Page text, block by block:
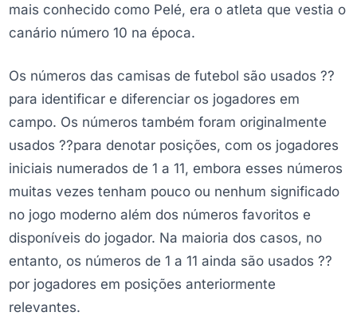
mais conhecido como Pelé, era o atleta que vestia o
canário número 10 na época.
Os números das camisas de futebol são usados ??
para identificar e diferenciar os jogadores em
campo. Os números também foram originalmente
usados ??para denotar posições, com os jogadores
iniciais numerados de 1 a 11, embora esses números
muitas vezes tenham pouco ou nenhum significado
no jogo moderno além dos números favoritos e
disponíveis do jogador. Na maioria dos casos, no
entanto, os números de 1 a 11 ainda são usados ??
por jogadores em posições anteriormente
relevantes.